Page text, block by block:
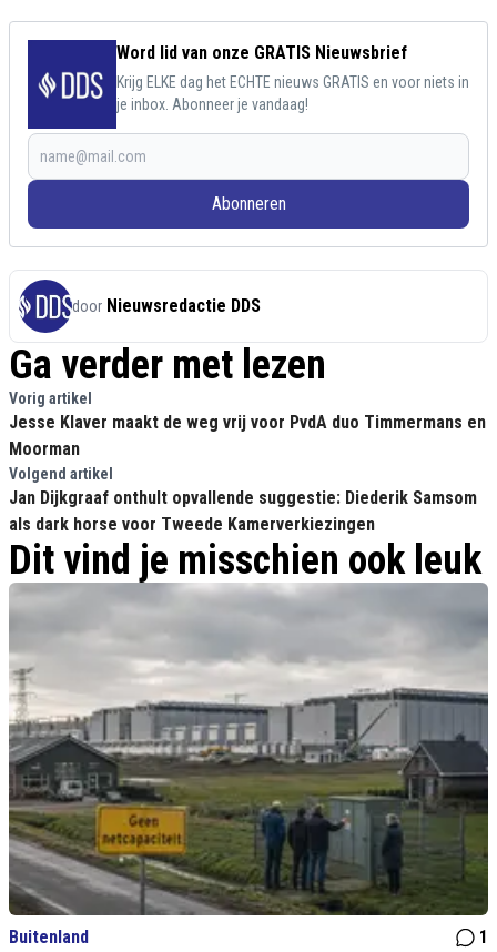
Word lid van onze GRATIS Nieuwsbrief
Krijg ELKE dag het ECHTE nieuws GRATIS en voor niets in
je inbox. Abonneer je vandaag!
Abonneren
door Nieuwsredactie DDS
Ga verder met lezen
Vorig artikel
Jesse Klaver maakt de weg vrij voor PvdA duo Timmermans en
Moorman
Volgend artikel
Jan Dijkgraaf onthult opvallende suggestie: Diederik Samsom
als dark horse voor Tweede Kamerverkiezingen
Dit vind je misschien ook leuk
Buitenland
1